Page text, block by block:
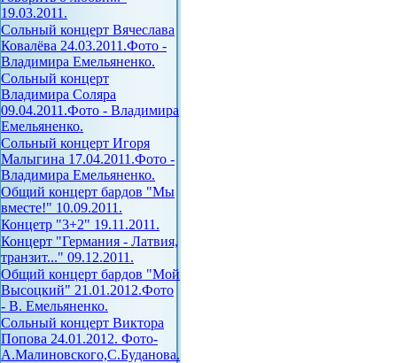
19.03.2011.
Сольный концерт Вячеслава
Ковалёва 24.03.2011.Фото -
Владимира Емельяненко.
Сольный концерт
Владимира Соляра
09.04.2011.Фото - Владимира
Емельяненко.
Сольный концерт Игоря
Малыгина 17.04.2011.Фото -
Владимира Емельяненко.
Общий концерт бардов "Мы
вместе!" 10.09.2011.
Концетр "3+2" 19.11.2011.
Концерт "Германия - Латвия,
транзит..." 09.12.2011.
Общий концерт бардов "Мой
Высоцкий" 21.01.2012.Фото
- В. Емельяненко.
Сольный концерт Виктора
Попова 24.01.2012. Фото-
А.Малиновского,С.Буданова.